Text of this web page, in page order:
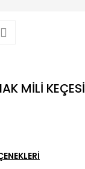
MİLİ KEÇESİ